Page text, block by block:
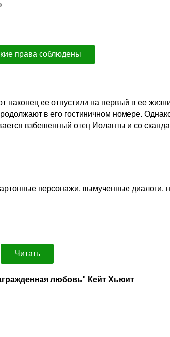
права соблюдены
наконец ее отпустили на первый в ее
в его гостиничном номере.
взбешенный отец Иоланты и со
персонажи, вымученные диалоги,
Читать
любовь" Кейт Хьюит